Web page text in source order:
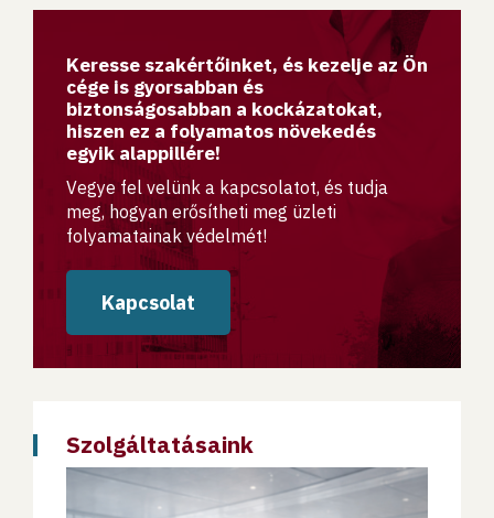
Keresse szakértőinket, és kezelje az Ön
cége is gyorsabban és
biztonságosabban a kockázatokat,
hiszen ez a folyamatos növekedés
egyik alappillére!
Vegye fel velünk a kapcsolatot, és tudja
meg, hogyan erősítheti meg üzleti
folyamatainak védelmét!
Kapcsolat
Szolgáltatásaink